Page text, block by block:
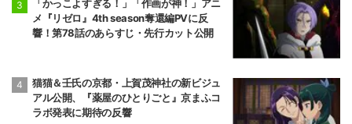
「かっこよすぎる！」「作画が神！」アニ
メ『リゼロ』4th season奪還編PVに反
響！第78話のあらすじ・先行カット公開
猫猫＆壬氏の京都・上賀茂神社の新ビジュ
アル公開、『薬屋のひとりごと』京まふコ
ラボ発表に期待の反響